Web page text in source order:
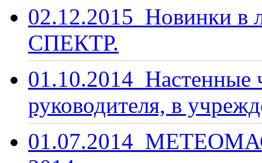
02.12.2015 Новинки в
СПЕКТР.
01.10.2014 Настенные
руководителя, в
01.07.2014